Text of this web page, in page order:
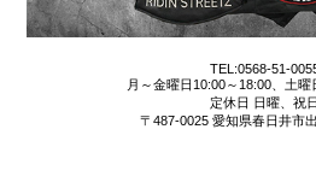
TEL:0568-51-
月～金曜日10:00～18:00、土曜
定休日 日曜、祝日
〒487-0025 愛知県春日井市